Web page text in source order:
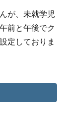
が、未就学児
前と午後でク
定しておりま